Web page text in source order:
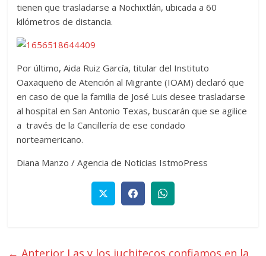
tienen que trasladarse a Nochixtlán, ubicada a 60
kilómetros de distancia.
Por último, Aida Ruiz García, titular del Instituto
Oaxaqueño de Atención al Migrante (IOAM) declaró que
en caso de que la familia de José Luis desee trasladarse
al hospital en San Antonio Texas, buscarán que se agilice
a través de la Cancillería de ese condado
norteamericano.
Diana Manzo / Agencia de Noticias IstmoPress